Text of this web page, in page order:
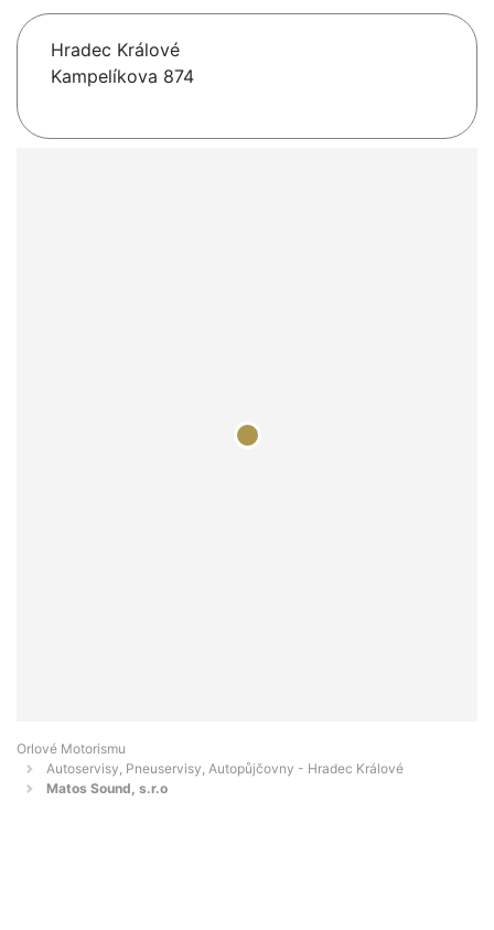
Hradec Králové
Kampelíkova 874
Orlové Motorismu
Autoservisy, Pneuservisy, Autopůjčovny - Hradec Králové
Matos Sound, s.r.o